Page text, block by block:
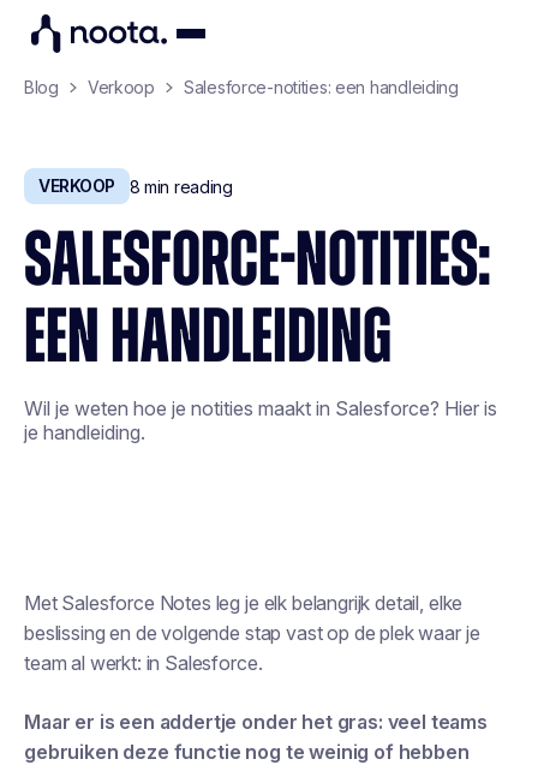
Blog Verkoop Salesforce-notities: een handleiding
VERKOOP 8 min reading
SALESFORCE-NOTITIES:
EEN HANDLEIDING
Wil je weten hoe je notities maakt in Salesforce? Hier is
je handleiding.
Met Salesforce Notes leg je elk belangrijk detail, elke
beslissing en de volgende stap vast op de plek waar je
team al werkt: in Salesforce.
Maar er is een addertje onder het gras: veel teams
gebruiken deze functie nog te weinig of hebben